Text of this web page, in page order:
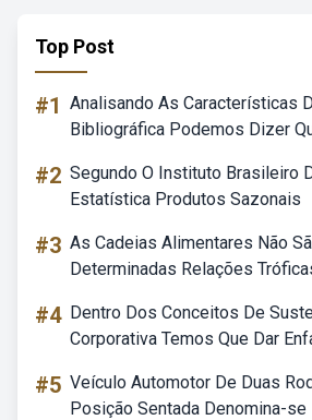
Top Post
#1 Analisando As Características
Bibliográfica Podemos Dizer
#2 Segundo O Instituto Brasileiro
Estatística Produtos Sazonais
#3 As Cadeias Alimentares Não
Determinadas Relações
#4 Dentro Dos Conceitos De
Corporativa Temos Que Dar
#5 Veículo Automotor De Duas
Posição Sentada Denomina-se